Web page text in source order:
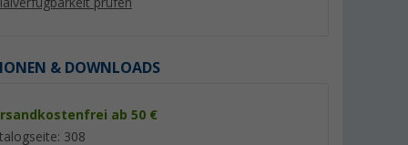
& DOWNLOADS
ab 50 €
308
%